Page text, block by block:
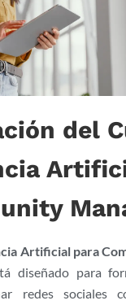
del
Artificial para
diseñado para
redes sociales